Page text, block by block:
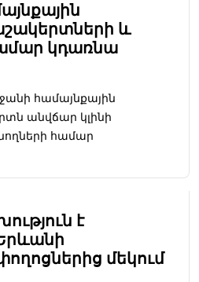
և
կդառնա
համայնքային
անվճար կլինի
համար
է
մեկում